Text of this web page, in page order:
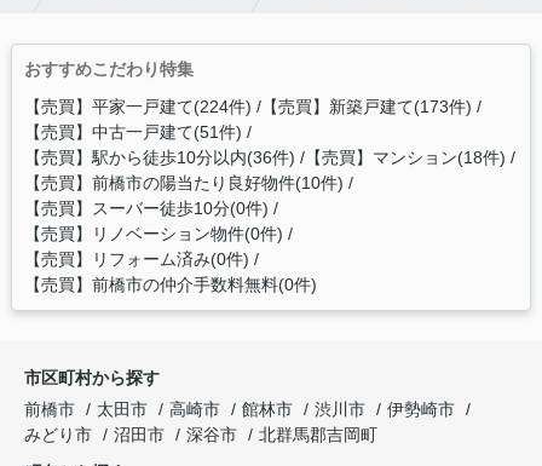
おすすめこだわり特集
【売買】平家一戸建て(224件) 【売買】新築戸建て(173件)
【売買】中古一戸建て(51件)
【売買】駅から徒歩10分以内(36件) 【売買】マンション(18件)
【売買】前橋市の陽当たり良好物件(10件)
【売買】スーバー徒歩10分(0件)
【売買】リノベーション物件(0件)
【売買】リフォーム済み(0件)
【売買】前橋市の仲介手数料無料(0件)
市区町村から探す
前橋市
太田市 高崎市 館林市 渋川市
伊勢崎市
みどり市
沼田市 深谷市
北群馬郡吉岡町